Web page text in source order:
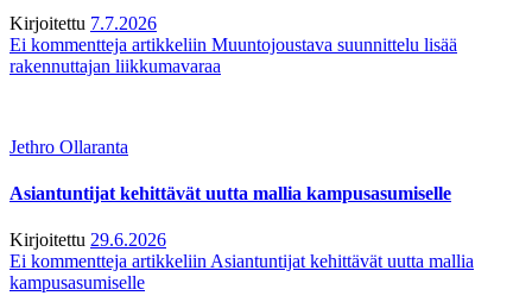
Kirjoitettu 7.7.2026
Ei kommentteja artikkeliin Muuntojoustava suunnittelu lisää
rakennuttajan liikkumavaraa
Jethro Ollaranta
Asiantuntijat kehittävät uutta mallia kampusasumiselle
Kirjoitettu 29.6.2026
Ei kommentteja artikkeliin Asiantuntijat kehittävät uutta mallia
kampusasumiselle